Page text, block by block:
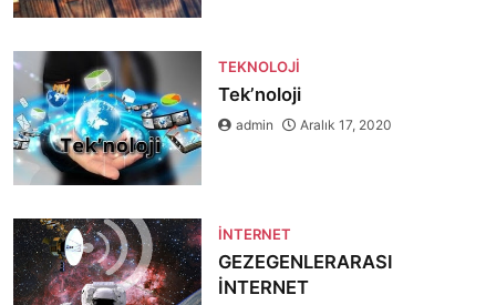
TEKNOLOJI
Tek’noloji
admin Aralık 17, 2020
İNTERNET
GEZEGENLERARASI
İNTERNET